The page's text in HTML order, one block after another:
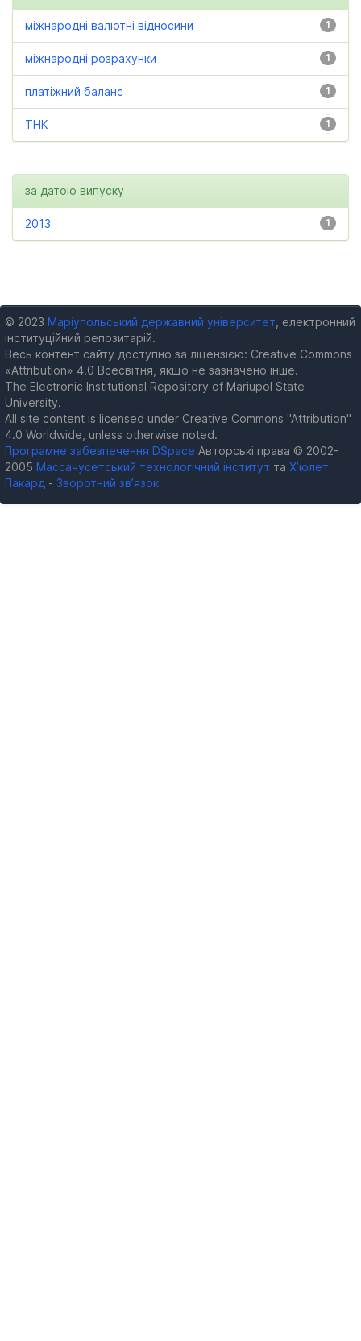
1
міжнародні валютні відносини
1
міжнародні розрахунки
1
платіжний баланс
1
ТНК
за датою випуску
1
2013
© 2023 Маріупольський державний університет , електронний
інституційний репозитарій.
Весь контент сайту доступно за ліцензією: Creative Commons
«Attribution» 4.0 Всесвітня, якщо не зазначено інше.
The Electronic Institutional Repository of Mariupol State
University.
All site content is licensed under Creative Commons "Attribution"
4.0 Worldwide, unless otherwise noted.
Програмне забезпечення DSpace Авторські права © 2002-
2005 Массачусетський технологічний інститут та Х’юлет
Пакард - Зворотний зв’язок